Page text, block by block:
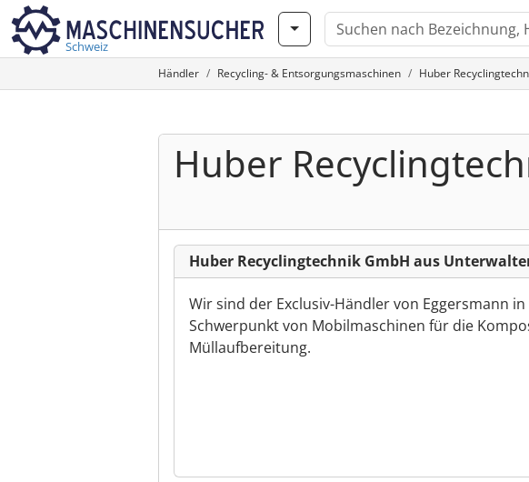
Schweiz
Händler Recycling- & Entsorgungsmaschinen Huber
Huber
Huber Recyclingtechnik GmbH aus
Wir sind der Exclusiv-Händler von Eggersmann
Schwerpunkt von Mobilmaschinen für die
Müllaufbereitung.